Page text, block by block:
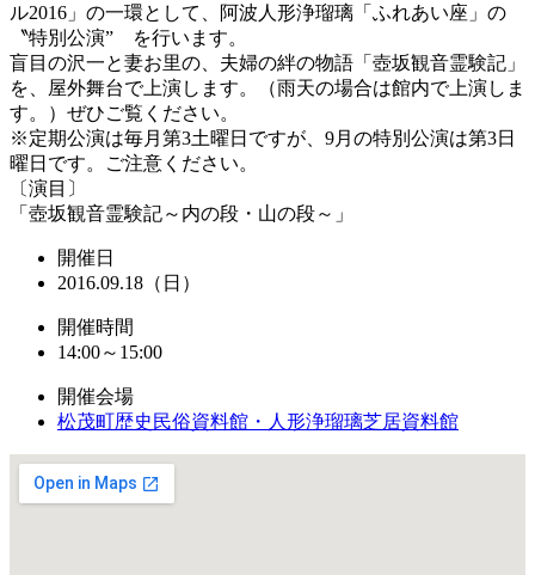
ル2016」の一環として、阿波人形浄瑠璃「ふれあい座」の
〝特別公演” を行います。
盲目の沢一と妻お里の、夫婦の絆の物語「壺坂観音霊験記」
を、屋外舞台で上演します。（雨天の場合は館内で上演しま
す。）ぜひご覧ください。
※定期公演は毎月第3土曜日ですが、9月の特別公演は第3日
曜日です。ご注意ください。
〔演目〕
「壺坂観音霊験記～内の段・山の段～」
開催日
2016.09.18（日）
開催時間
14:00～15:00
開催会場
松茂町歴史民俗資料館・人形浄瑠璃芝居資料館